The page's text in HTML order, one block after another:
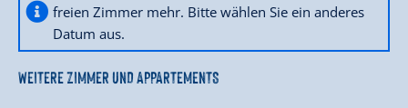
freien Zimmer mehr. Bitte wählen Sie ein anderes
Datum aus.
WEITERE ZIMMER UND APPARTEMENTS